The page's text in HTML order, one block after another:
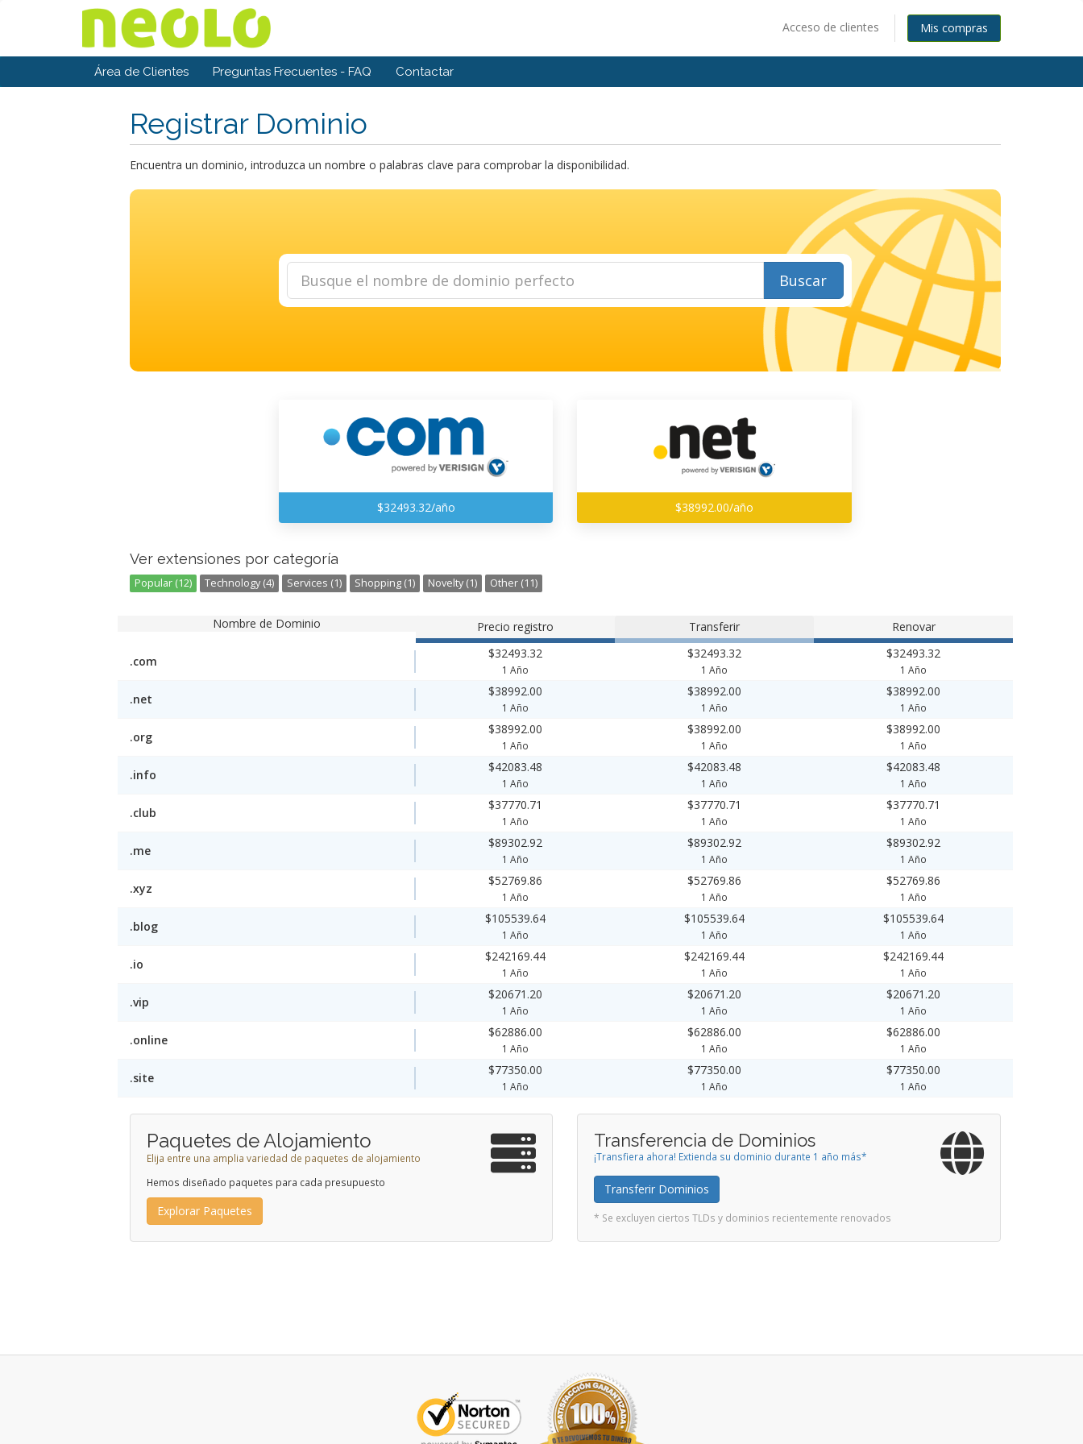
Acceso de clientes Mis compras
Área de Clientes Preguntas Frecuentes - FAQ Contactar
Registrar Dominio
Encuentra un dominio, introduzca un nombre o palabras clave para comprobar la disponibilidad.
Buscar
$32493.32/año $38992.00/año
Ver extensiones por categoría
Popular (12) Technology (4) Services (1) Shopping (1) Novelty (1) Other (11)
Nombre de Dominio Precio registro Transferir Renovar
.com
$32493.32
1 Año
$32493.32
1 Año
$32493.32
1 Año
.net
$38992.00
1 Año
$38992.00
1 Año
$38992.00
1 Año
.org
$38992.00
1 Año
$38992.00
1 Año
$38992.00
1 Año
.info
$42083.48
1 Año
$42083.48
1 Año
$42083.48
1 Año
.club
$37770.71
1 Año
$37770.71
1 Año
$37770.71
1 Año
.me
$89302.92
1 Año
$89302.92
1 Año
$89302.92
1 Año
.xyz
$52769.86
1 Año
$52769.86
1 Año
$52769.86
1 Año
.blog
$105539.64
1 Año
$105539.64
1 Año
$105539.64
1 Año
.io
$242169.44
1 Año
$242169.44
1 Año
$242169.44
1 Año
.vip
$20671.20
1 Año
$20671.20
1 Año
$20671.20
1 Año
.online
$62886.00
1 Año
$62886.00
1 Año
$62886.00
1 Año
.site
$77350.00
1 Año
$77350.00
1 Año
$77350.00
1 Año
Paquetes de Alojamiento
Elija entre una amplia variedad de paquetes de alojamiento
Hemos diseñado paquetes para cada presupuesto
Explorar Paquetes
Transferencia de Dominios
¡Transfiera ahora! Extienda su dominio durante 1 año más*
Transferir Dominios
* Se excluyen ciertos TLDs y dominios recientemente renovados